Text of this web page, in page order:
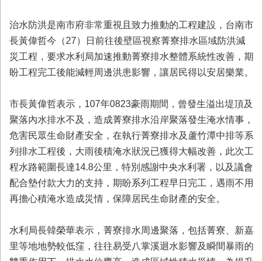
防
新
聞
業
區
便
民
服
務
網
站
覽
回
治水防洪是南市府非常重視且致力推動的工程建設，台南市
長黃偉哲今（27）日前往後壁區視察菁寮排水區域防洪減
災工程，要求水利局加速推動菁寮排水整體系統性改善，期
盼工程完工後能減輕周邊洪患影響，讓居民得以安居樂業。
市長黃偉哲表示，107年0823豪雨期間，曾發生溢出堤頂及
聚落內水排水不及，造成菁寮排水沿岸聚落發生淹水情事，
危害民眾生命財產安全，在執行菁寮排水及蘆竹潭中排等系
列排水工程後，大雨後積淹水狀況已獲得大幅改善，此次工
程水路範圍長達14.8公里，特別感謝中央水利署，以及議會
配合墊付款大力的支持，期盼系列工程早日完工，遇雨不用
再擔心積淹水造成災情，保障居民生命財產的安全。
水利局長韓榮華表示，菁寮排水周邊聚落，包括菁寮、新嘉
里等地地勢較低窪，往往易受八掌溪迴水影響及瞬間暴雨的